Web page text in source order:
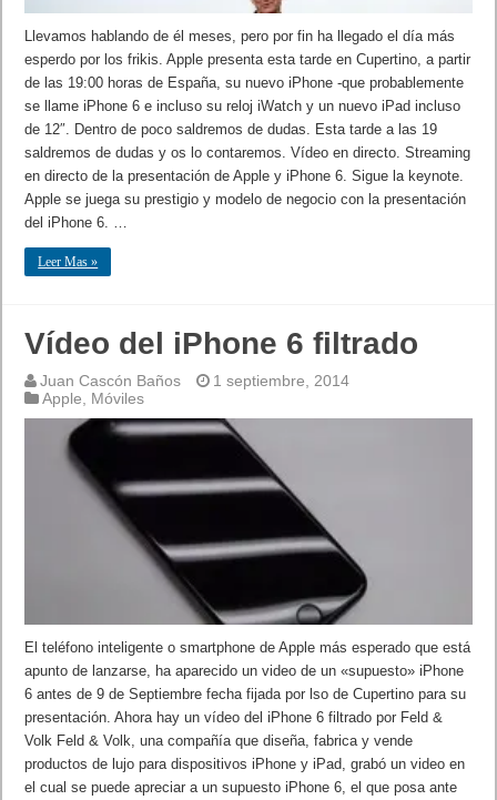
Llevamos hablando de él meses, pero por fin ha llegado el día más
esperdo por los frikis. Apple presenta esta tarde en Cupertino, a partir
de las 19:00 horas de España, su nuevo iPhone -que probablemente
se llame iPhone 6 e incluso su reloj iWatch y un nuevo iPad incluso
de 12″. Dentro de poco saldremos de dudas. Esta tarde a las 19
saldremos de dudas y os lo contaremos. Vídeo en directo. Streaming
en directo de la presentación de Apple y iPhone 6. Sigue la keynote.
Apple se juega su prestigio y modelo de negocio con la presentación
del iPhone 6. …
Leer Mas »
Vídeo del iPhone 6 filtrado
Juan Cascón Baños
1 septiembre, 2014
Apple
Móviles
El teléfono inteligente o smartphone de Apple más esperado que está
apunto de lanzarse, ha aparecido un video de un «supuesto» iPhone
6 antes de 9 de Septiembre fecha fijada por lso de Cupertino para su
presentación. Ahora hay un vídeo del iPhone 6 filtrado por Feld &
Volk Feld & Volk, una compañía que diseña, fabrica y vende
productos de lujo para dispositivos iPhone y iPad, grabó un video en
el cual se puede apreciar a un supuesto iPhone 6, el que posa ante